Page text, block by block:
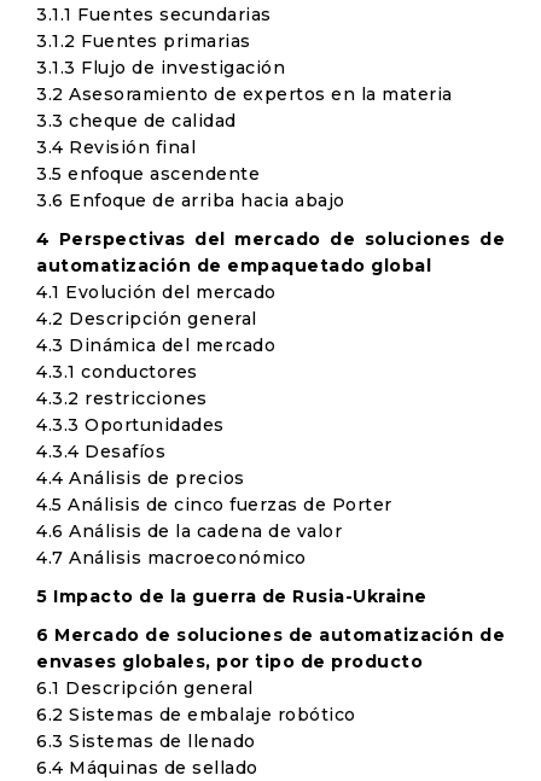
3.1.1 Fuentes secundarias
3.1.2 Fuentes primarias
3.1.3 Flujo de investigación
3.2 Asesoramiento de expertos en la materia
3.3 cheque de calidad
3.4 Revisión final
3.5 enfoque ascendente
3.6 Enfoque de arriba hacia abajo
4 Perspectivas del mercado de soluciones de
automatización de empaquetado global
4.1 Evolución del mercado
4.2 Descripción general
4.3 Dinámica del mercado
4.3.1 conductores
4.3.2 restricciones
4.3.3 Oportunidades
4.3.4 Desafíos
4.4 Análisis de precios
4.5 Análisis de cinco fuerzas de Porter
4.6 Análisis de la cadena de valor
4.7 Análisis macroeconómico
5 Impacto de la guerra de Rusia-Ukraine
6 Mercado de soluciones de automatización de
envases globales, por tipo de producto
6.1 Descripción general
6.2 Sistemas de embalaje robótico
6.3 Sistemas de llenado
6.4 Máquinas de sellado